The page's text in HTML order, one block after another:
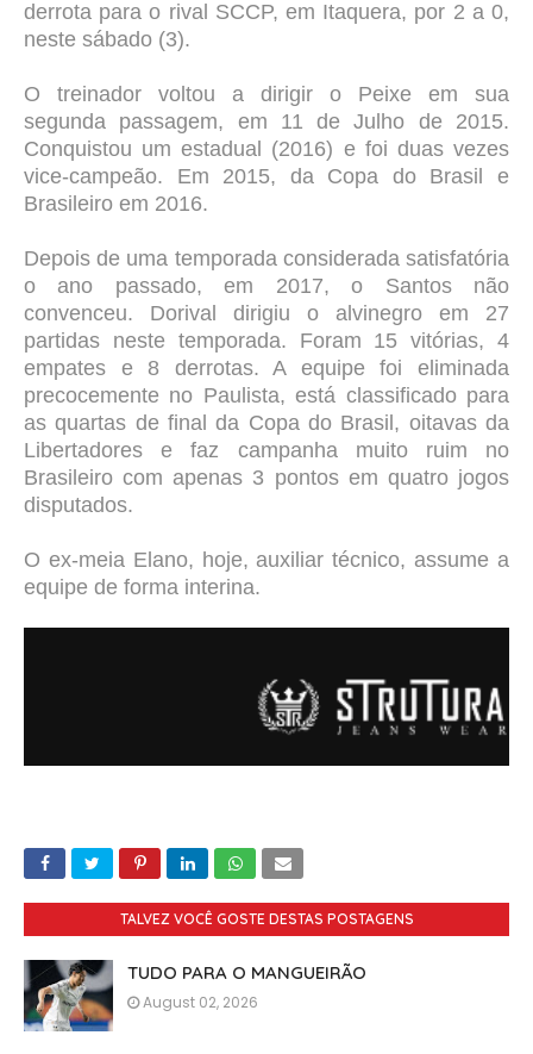
derrota para o rival SCCP, em Itaquera, por 2 a 0,
neste sábado (3).
O treinador voltou a dirigir o Peixe em sua
segunda passagem, em 11 de Julho de 2015.
Conquistou um estadual (2016) e foi duas vezes
vice-campeão. Em 2015, da Copa do Brasil e
Brasileiro em 2016.
Depois de uma temporada considerada satisfatória
o ano passado, em 2017, o Santos não
convenceu. Dorival dirigiu o alvinegro em 27
partidas neste temporada. Foram 15 vitórias, 4
empates e 8 derrotas. A equipe foi eliminada
precocemente no Paulista, está classificado para
as quartas de final da Copa do Brasil, oitavas da
Libertadores e faz campanha muito ruim no
Brasileiro com apenas 3 pontos em quatro jogos
disputados.
O ex-meia Elano, hoje, auxiliar técnico, assume a
equipe de forma interina.
TALVEZ VOCÊ GOSTE DESTAS POSTAGENS
TUDO PARA O MANGUEIRÃO
August 02, 2026